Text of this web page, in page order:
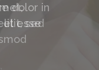
elit, sed
dolor in
esse